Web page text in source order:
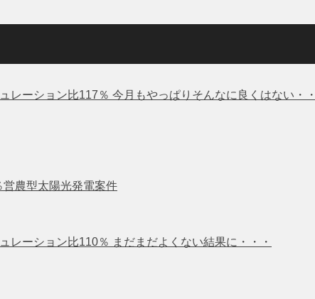
レーション比117％ 今月もやっぱりそんなに良くはない・・
営農型太陽光発電案件
レーション比110％ まだまだよくない結果に・・・